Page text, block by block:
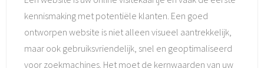
kennismaking met potentiële klanten. Een goed
ontworpen website is niet alleen visueel aantrekkelijk,
maar ook gebruiksvriendelijk, snel en geoptimaliseerd
voor zoekmachines. Het moet de kernwaarden van uw